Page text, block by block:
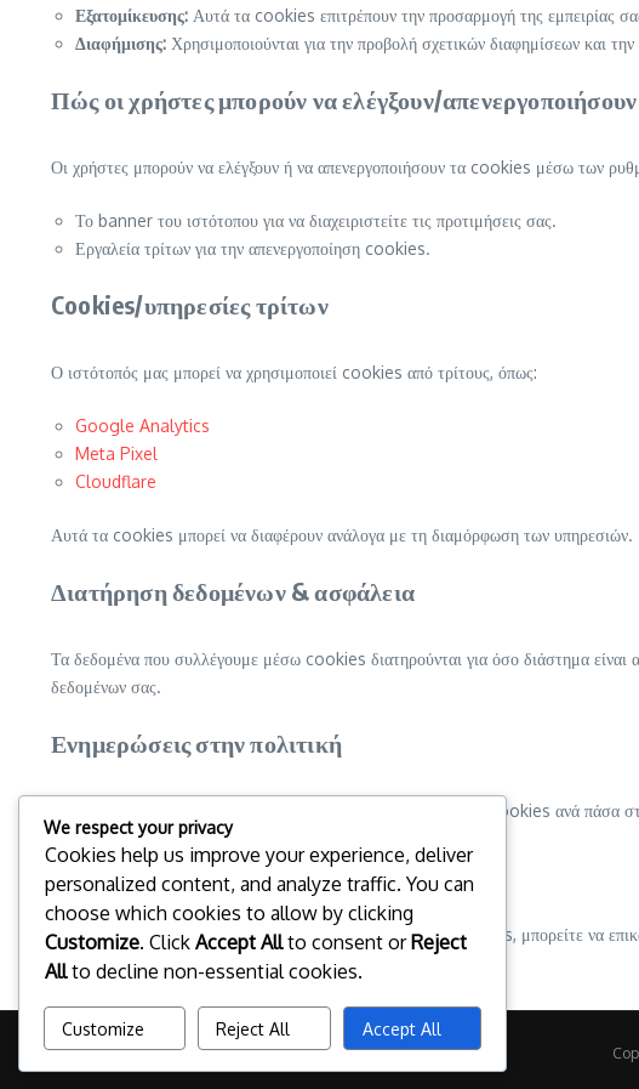
Εξατομίκευσης: Αυτά τα cookies επιτρέπουν την προσαρμογή της εμπειρίας
Διαφήμισης: Χρησιμοποιούνται για την προβολή σχετικών διαφημίσεων και
Πώς οι χρήστες μπορούν να ελέγξουν/
Οι χρήστες μπορούν να ελέγξουν ή να απενεργοποιήσουν τα cookies μέσω των
Το banner του ιστότοπου για να διαχειριστείτε τις προτιμήσεις σας.
Εργαλεία τρίτων για την απενεργοποίηση cookies.
Cookies/υπηρεσίες τρίτων
Ο ιστότοπός μας μπορεί να χρησιμοποιεί cookies από τρίτους, όπως:
Google Analytics
Meta Pixel
Cloudflare
Αυτά τα cookies μπορεί να διαφέρουν ανάλογα με τη διαμόρφωση των υπηρεσιών.
Διατήρηση δεδομένων & ασφάλεια
Τα δεδομένα που συλλέγουμε μέσω cookies διατηρούνται για όσο διάστημα
δεδομένων σας.
Ενημερώσεις στην πολιτική
Διατηρούμε το δικαίωμα να ενημερώνουμε αυτή την Πολιτική Cookies ανά πάσα
Επικοινωνία
Για οποιαδήποτε ερώτηση σχετικά με αυτή την Πολιτική Cookies, μπορείτε να
We respect your privacy
Cookies help us improve your experience, deliver
personalized content, and analyze traffic. You can
choose which cookies to allow by clicking
Customize. Click Accept Allto consent orReject
Allto decline non-essential cookies.
Customize Reject All Accept All